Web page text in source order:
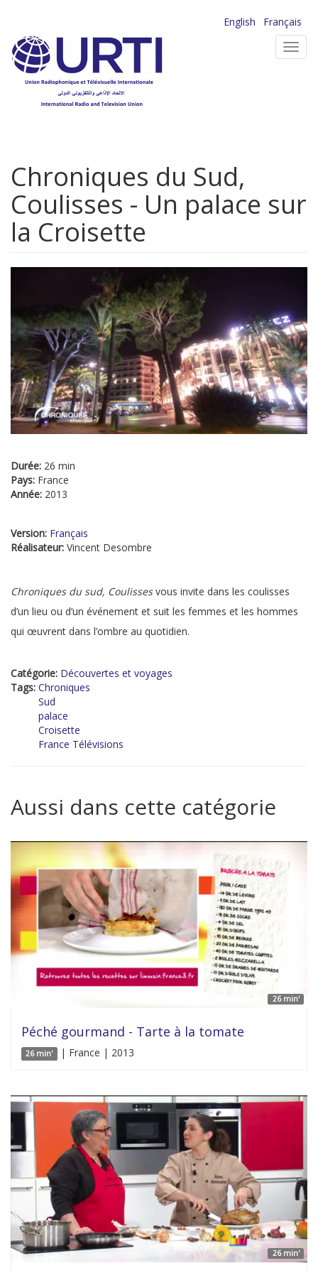
contenu
principal
English
Français
Chroniques du Sud,
Coulisses - Un palace sur
la Croisette
Durée: 26 min
Pays: France
Année: 2013
Version: Français
Réalisateur: Vincent Desombre
Chroniques du sud, Coulissesvous invite dans les coulisses
d’un lieu ou d’un événement et suit les femmes et les hommes
qui œuvrent dans l’ombre au quotidien.
Catégorie: Découvertes et voyages
Tags: Chroniques
Sud
palace
Croisette
France Télévisions
Aussi dans cette catégorie
26 min'
Péché gourmand - Tarte à la tomate
26 min' | France | 2013
26 min'